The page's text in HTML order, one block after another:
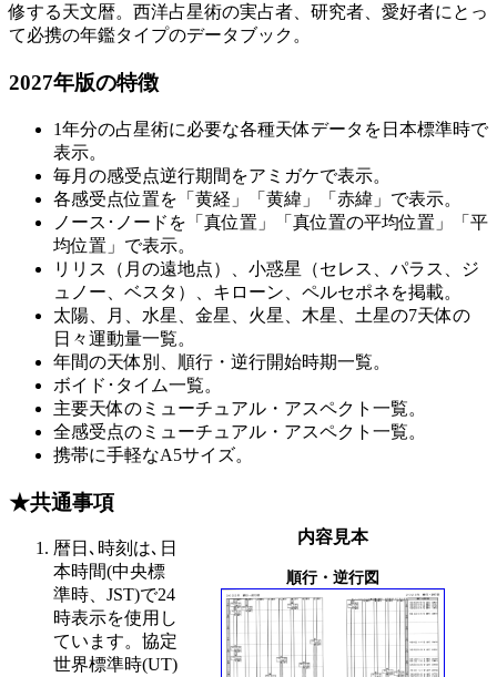
修する天文暦。西洋占星術の実占者、研究者、愛好者にとっ
て必携の年鑑タイプのデータブック。
2027年版の特徴
1年分の占星術に必要な各種天体データを日本標準時で
表示。
毎月の感受点逆行期間をアミガケで表示。
各感受点位置を「黄経」「黄緯」「赤緯」で表示。
ノース･ノードを「真位置」「真位置の平均位置」「平
均位置」で表示。
リリス（月の遠地点）、小惑星（セレス、パラス、ジ
ュノー、ベスタ）、キローン、ペルセポネを掲載。
太陽、月、水星、金星、火星、木星、土星の7天体の
日々運動量一覧。
年間の天体別、順行・逆行開始時期一覧。
ボイド･タイム一覧。
主要天体のミューチュアル・アスペクト一覧。
全感受点のミューチュアル・アスペクト一覧。
携帯に手軽なA5サイズ。
内容見本
順行・逆行図
★共通事項
暦日､時刻は､日
本時間(中央標
準時、JST)で24
時表示を使用し
ています。協定
世界標準時(UT)